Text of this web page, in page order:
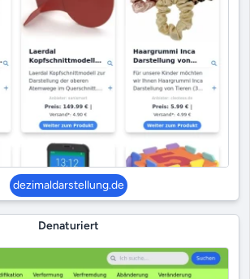
dezimaldarstellung.de
Denaturiert